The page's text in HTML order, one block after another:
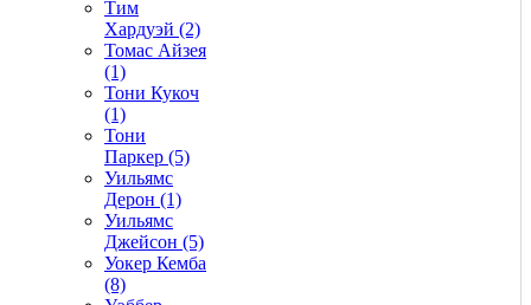
Тим
Хардуэй (2)
Томас Айзея
(1)
Тони Кукоч
(1)
Тони
Паркер (5)
Уильямс
Дерон (1)
Уильямс
Джейсон (5)
Уокер Кемба
(8)